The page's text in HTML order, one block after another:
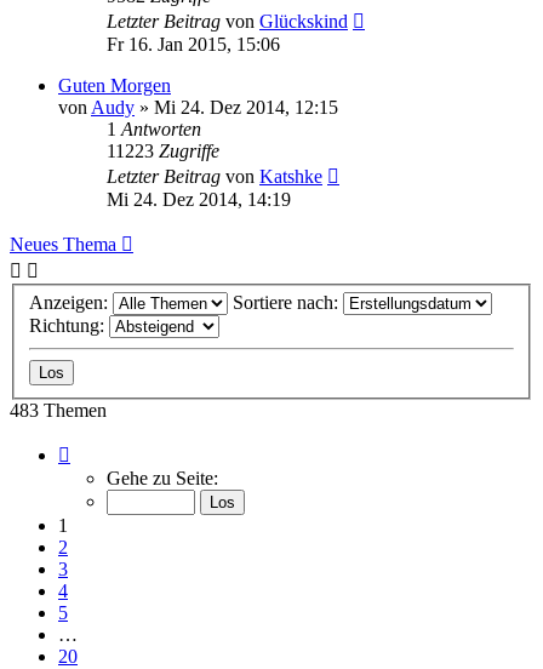
Letzter Beitrag von Glückskind
Fr 16. Jan 2015, 15:06
Guten Morgen
von Audy » Mi 24. Dez 2014, 12:15
1 Antworten
11223 Zugriffe
Letzter Beitrag von Katshke
Mi 24. Dez 2014, 14:19
Neues Thema
Anzeigen:
Sortiere nach:
Richtung:
483 Themen
von
Gehe zu Seite:
1
2
3
4
5
…
20